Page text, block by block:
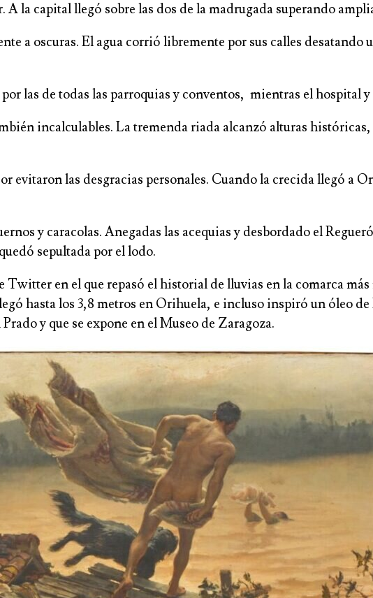
la capital llegó sobre las dos de la madrugada superando
a oscuras. El agua corrió libremente por sus calles
las de todas las parroquias y conventos, mientras el hospital
incalculables. La tremenda riada alcanzó alturas
evitaron las desgracias personales. Cuando la crecida llegó a
y caracolas. Anegadas las acequias y desbordado el
sepultada por el lodo.
en el que repasó el historial de lluvias en la comarca
hasta los 3,8 metros en Orihuela, e incluso inspiró un óleo
y que se expone en el Museo de Zaragoza.